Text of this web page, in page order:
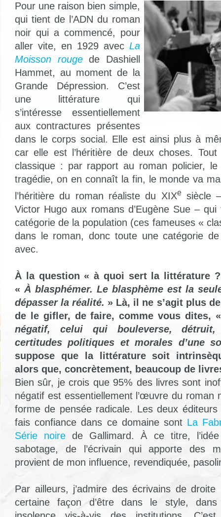
Pour une raison bien simple,
qui tient de l’ADN du roman
noir qui a commencé, pour
aller vite, en 1929 avec La
Moisson rougede Dashiell
Hammet, au moment de la
Grande Dépression. C’est
une littérature qui
s’intéresse essentiellement
aux contractures présentes
dans le corps social. Elle est ainsi plus à
car elle est l’héritière de deux choses. Tout
classique : par rapport au roman policier,
tragédie, on en connaît la fin, le monde va
l’héritière du roman réaliste du XIXesiècle
Victor Hugo aux romans d’Eugène Sue –
catégorie de la population (ces fameuses «
dans le roman, donc toute une catégorie
avec.
À la question « à quoi sert la littérature
« À blasphémer. Le blasphème est la
dépasser la réalité. » Là, il ne s’agit plus
de le gifler, de faire, comme vous dites,
négatif, celui qui bouleverse,
certitudes politiques et morales d’une
suppose que la littérature soit
alors que, concrètement, beaucoup de
Bien sûr, je crois que 95% des livres sont
négatif est essentiellement l’œuvre du roman
forme de pensée radicale. Les deux
fais confiance dans ce domaine sont La
Série noire de Gallimard. À ce titre,
sabotage, de l’écrivain qui apporte des
provient de mon influence, revendiquée,
Par ailleurs, j’admire des écrivains de droite
certaine façon d’être dans le style,